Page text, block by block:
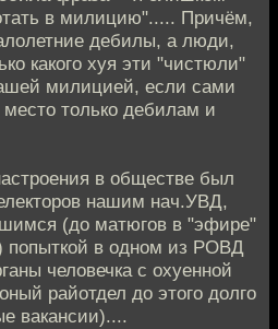
в милицию"..... Причём,
дебилы, а люди,
какого хуя эти "чистюли"
милицией, если сами
место только дебилам и
в обществе был
нашим нач.УВД,
(до матюгов в "эфире"
попыткой в одном из РОВД
человечка с охуенной
райотдел до этого долго
вакансии)....